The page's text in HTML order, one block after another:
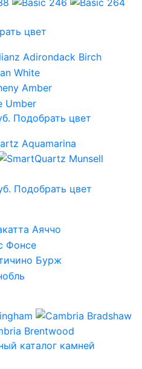
цвет
Подобрать цвет
Подобрать цвет
каталог камней